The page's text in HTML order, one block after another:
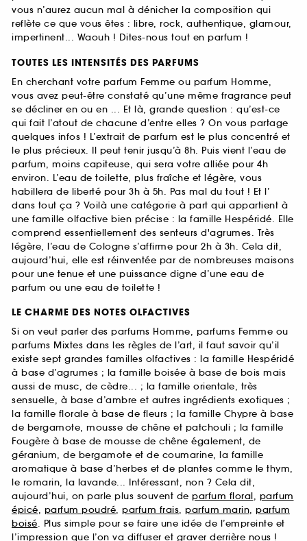
vous n’aurez aucun mal à dénicher la composition qui
reflète ce que vous êtes : libre, rock, authentique, glamour,
impertinent... Waouh ! Dites-nous tout en parfum !
TOUTES LES INTENSITÉS DES PARFUMS
En cherchant votre parfum Femme ou parfum Homme,
vous avez peut-être constaté qu’une même fragrance peut
se décliner en ou en ... Et là, grande question : qu’est-ce
qui fait l’atout de chacune d’entre elles ? On vous partage
quelques infos ! L’extrait de parfum est le plus concentré et
le plus précieux. Il peut tenir jusqu’à 8h. Puis vient l’eau de
parfum, moins capiteuse, qui sera votre alliée pour 4h
environ. L’eau de toilette, plus fraîche et légère, vous
habillera de liberté pour 3h à 5h. Pas mal du tout ! Et l’
dans tout ça ? Voilà une catégorie à part qui appartient à
une famille olfactive bien précise : la famille Hespéridé. Elle
comprend essentiellement des senteurs d'agrumes. Très
légère, l’eau de Cologne s’affirme pour 2h à 3h. Cela dit,
aujourd’hui, elle est réinventée par de nombreuses maisons
pour une tenue et une puissance digne d’une eau de
parfum ou une eau de toilette !
LE CHARME DES NOTES OLFACTIVES
Si on veut parler des parfums Homme, parfums Femme ou
parfums Mixtes dans les règles de l’art, il faut savoir qu’il
existe sept grandes familles olfactives : la famille Hespéridé
à base d’agrumes ; la famille boisée à base de bois mais
aussi de musc, de cèdre... ; la famille orientale, très
sensuelle, à base d’ambre et autres ingrédients exotiques ;
la famille florale à base de fleurs ; la famille Chypre à base
de bergamote, mousse de chêne et patchouli ; la famille
Fougère à base de mousse de chêne également, de
géranium, de bergamote et de coumarine, la famille
aromatique à base d’herbes et de plantes comme le thym,
le romarin, la lavande... Intéressant, non ? Cela dit,
aujourd’hui, on parle plus souvent de parfum floral, parfum
épicé, parfum poudré, parfum frais, parfum marin, parfum
boisé. Plus simple pour se faire une idée de l’empreinte et
l’impression que l’on va diffuser et graver derrière nous !